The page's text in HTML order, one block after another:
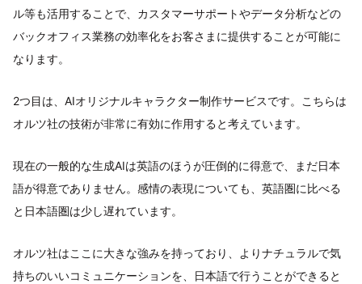
ル等も活用することで、カスタマーサポートやデータ分析などの
バックオフィス業務の効率化をお客さまに提供することが可能に
なります。
2つ目は、AIオリジナルキャラクター制作サービスです。こちらは
オルツ社の技術が非常に有効に作用すると考えています。
現在の一般的な生成AIは英語のほうが圧倒的に得意で、まだ日本
語が得意でありません。感情の表現についても、英語圏に比べる
と日本語圏は少し遅れています。
オルツ社はここに大きな強みを持っており、よりナチュラルで気
持ちのいいコミュニケーションを、日本語で行うことができると